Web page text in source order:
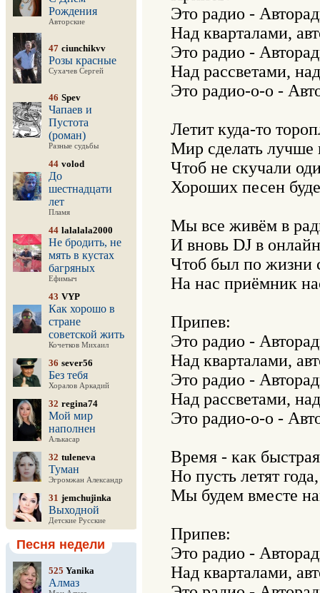
Рождения
Авторские
47 ciunchikvv
Розы красные
Сухачев Сергей
46 Spev
Чапаев и
Пустота
(роман)
Разные судьбы
44 volod
До
шестнадцати
лет
Пламя
44 lalalala2000
Не бродить, не
мять в кустах
багряных
Ефимыч
43 VYP
Как хорошо в
стране
советской жить
Кочетков Михаил
36 sever56
Без тебя
Хоралов Аркадий
32 regina74
Мой мир
наполнен
Алькасар
32 tuleneva
Туман
Эгромжан Александр
31 jemchujinka
Выходной
Детские Русские
Песня недели
525 Yanika
Алмаз
Это радио -
Над кварталами,
Это радио -
Над рассветами,
Это радио-о-о -
Летит куда-то
Мир сделать лучше
Чтоб не скучали
Хороших песен
Мы все живём в
И вновь DJ в
Чтоб был по жизни
На нас приёмник
Припев:
Это радио -
Над кварталами,
Это радио -
Над рассветами,
Это радио-о-о -
Время - как
Но пусть летят года,
Мы будем вместе
Припев:
Это радио -
Над кварталами,